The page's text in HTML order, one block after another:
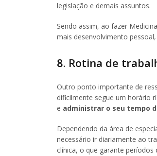
legislação e demais assuntos.
Sendo assim, ao fazer
mais desenvolvimento
8. Rotina de
Outro ponto importante de
dificilmente segue um horário
e administrar o seu tempo
Dependendo da área de
necessário ir diariamente ao
clínica, o que garante períodos